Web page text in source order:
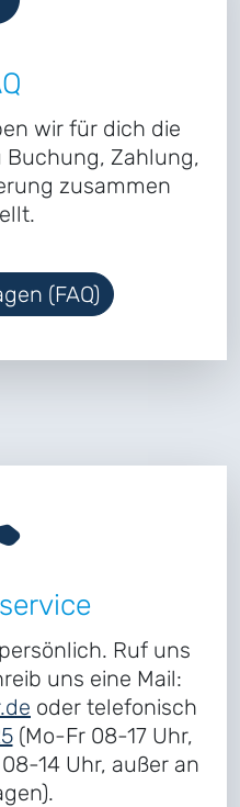
wir für dich die
Buchung, Zahlung,
zusammen
(FAQ)
Ruf uns
uns eine Mail:
oder telefonisch
(Mo-Fr 08-17 Uhr,
14 Uhr, außer an